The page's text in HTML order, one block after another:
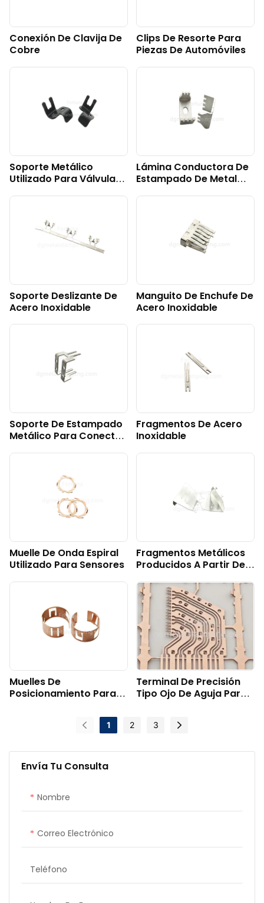
Envía Tu Consulta
Nombre
Correo Electrónico
Teléfono
Conexión De Clavija De
Cobre
Clips De Resorte Para
Piezas De Automóviles
Soporte Metálico
Utilizado Para Válvulas
Lámina Conductora De
Estampado De Metal
Mate
Soporte Deslizante De
Acero Inoxidable
Manguito De Enchufe De
Acero Inoxidable
Soporte De Estampado
Metálico Para Conector
Fragmentos De Acero
Inoxidable
Muelle De Onda Espiral
Utilizado Para Sensores
Fragmentos Metálicos
Producidos A Partir De
Preestañada.
Muelles De
Posicionamiento Para
Terminal De Precisión
Tipo Ojo De Aguja Para
1 2 3